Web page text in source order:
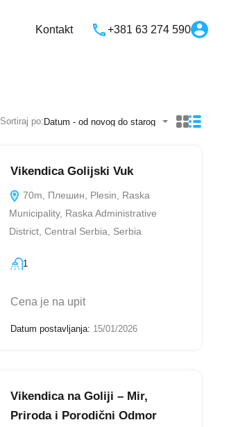
Vesti O Nama Kontakt
Kontakt +381 63 274 590
Sortiraj po:Datum - od novog do starog
Vikendica Golijski Vuk
70m, Плешин, Plesin, Raska
Municipality, Raska Administrative
District, Central Serbia, Serbia
1
Cena je na upit
Datum postavljanja: 15/01/2026
Vikendica na Goliji – Mir,
Priroda i Porodični Odmor